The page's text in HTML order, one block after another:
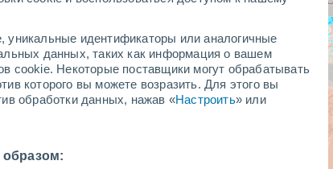
идентификаторы или аналогичные
данных, таких как информация о вашем
cookie. Некоторые поставщики могут обрабатывать
которого вы можете возразить. Для этого вы
обработки данных, нажав «Настроить» или